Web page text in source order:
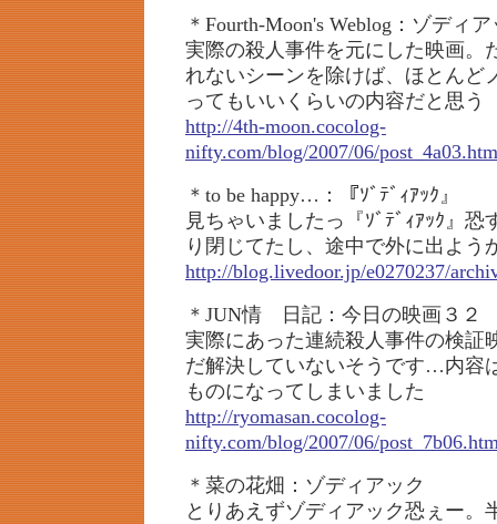
＊Fourth-Moon's Weblog：ゾディ
実際の殺人事件を元にした映画。
れないシーンを除けば、ほとんど
ってもいいくらいの内容だと思う
http://4th-moon.cocolog-
nifty.com/blog/2007/06/
＊to be happy…：『ｿﾞﾃﾞｨｱｯｸ』
見ちゃいましたっ『ｿﾞﾃﾞｨｱｯｸ』
り閉じてたし、途中で外に出よう
http://blog.livedoor.jp/e0270237/
＊JUN情 日記：今日の映画３２
実際にあった連続殺人事件の検証
だ解決していないそうです…内容
ものになってしまいました
http://ryomasan.cocolog-
nifty.com/blog/2007/06/
＊菜の花畑：ゾディアック
とりあえずゾディアック恐ぇー。